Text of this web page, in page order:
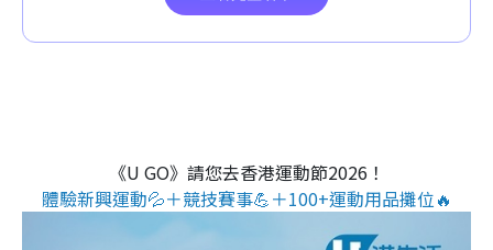
《U GO》請您去香港運動節2026！
體驗新興運動💦＋競技賽事💪＋100+運動用品攤位🔥